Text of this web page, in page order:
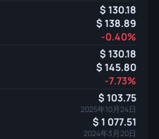
130.18
138.89
-0.40%
130.18
145.80
-7.73%
103.75
2025年10月24日
1 077.51
2024年3月20日